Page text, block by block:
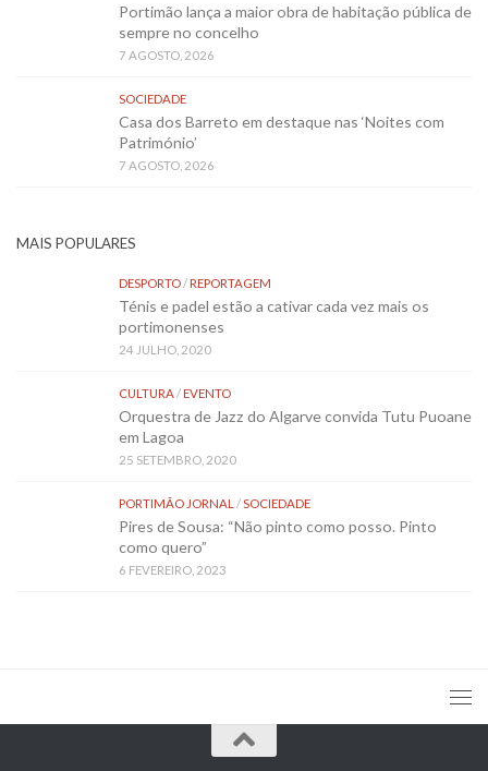
Portimão lança a maior obra de habitação pública de
sempre no concelho
7 AGOSTO, 2026
SOCIEDADE
Casa dos Barreto em destaque nas ‘Noites com
Património’
7 AGOSTO, 2026
MAIS POPULARES
DESPORTO/REPORTAGEM
Ténis e padel estão a cativar cada vez mais os
portimonenses
24 JULHO, 2020
CULTURA/EVENTO
Orquestra de Jazz do Algarve convida Tutu Puoane
em Lagoa
25 SETEMBRO, 2020
PORTIMÃO JORNAL /SOCIEDADE
Pires de Sousa: “Não pinto como posso. Pinto
como quero”
6 FEVEREIRO, 2023